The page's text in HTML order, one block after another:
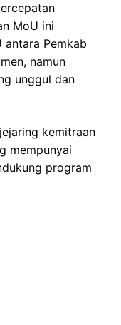
MoU ini
antara Pemkab
namun
unggul dan
kemitraan
mempunyai
program